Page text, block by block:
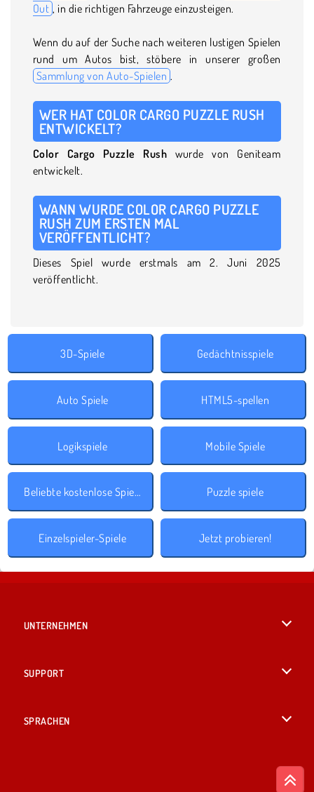
Out , in die richtigen Fahrzeuge einzusteigen.
Wenn du auf der Suche nach weiteren lustigen Spielen
rund um Autos bist, stöbere in unserer großen
Sammlung von Auto-Spielen .
WER HAT COLOR CARGO PUZZLE RUSH
ENTWICKELT?
Color Cargo Puzzle Rush wurde von Geniteam
entwickelt.
WANN WURDE COLOR CARGO PUZZLE
RUSH ZUM ERSTEN MAL
VERÖFFENTLICHT?
Dieses Spiel wurde erstmals am 2. Juni 2025
veröffentlicht.
3D-Spiele Gedächtnisspiele
Auto Spiele HTML5-spellen
Logikspiele Mobile Spiele
Beliebte kostenlose Spiele Puzzle spiele
Einzelspieler-Spiele Jetzt probieren!
UNTERNEHMEN
SUPPORT
SPRACHEN